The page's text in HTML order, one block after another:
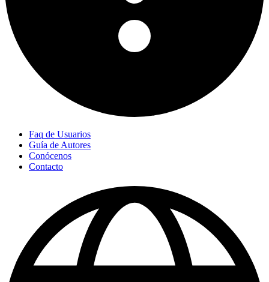
Faq de Usuarios
Guía de Autores
Conócenos
Contacto